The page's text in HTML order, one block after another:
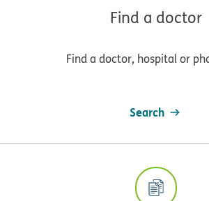
Find a doctor
Find a doctor, hospital or
Search